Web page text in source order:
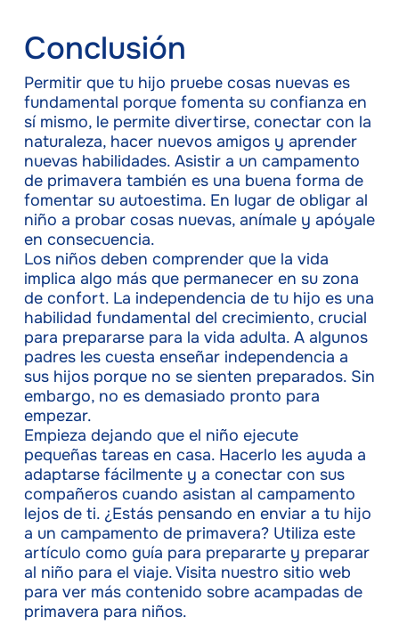
Conclusión
Permitir que tu hijo pruebe cosas nuevas es
fundamental porque fomenta su confianza en
sí mismo, le permite divertirse, conectar con la
naturaleza, hacer nuevos amigos y aprender
nuevas habilidades. Asistir a un campamento
de primavera también es una buena forma de
fomentar su autoestima. En lugar de obligar al
niño a probar cosas nuevas, anímale y apóyale
en consecuencia.
Los niños deben comprender que la vida
implica algo más que permanecer en su zona
de confort. La independencia de tu hijo es una
habilidad fundamental del crecimiento, crucial
para prepararse para la vida adulta. A algunos
padres les cuesta enseñar independencia a
sus hijos porque no se sienten preparados. Sin
embargo, no es demasiado pronto para
empezar.
Empieza dejando que el niño ejecute
pequeñas tareas en casa. Hacerlo les ayuda a
adaptarse fácilmente y a conectar con sus
compañeros cuando asistan al campamento
lejos de ti. ¿Estás pensando en enviar a tu hijo
a un campamento de primavera? Utiliza este
artículo como guía para prepararte y preparar
al niño para el viaje. Visita nuestro sitio web
para ver más contenido sobre acampadas de
primavera para niños.